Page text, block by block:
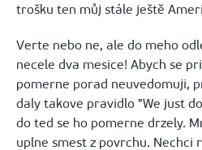
trošku ten můj stále ještě
Verte nebo ne, ale do meho
necele dva mesice! Abych se
pomerne porad neuvedomuji,
daly takove pravidlo "We just
do ted se ho pomerne drzely.
uplne smest z povrchu. Nechci